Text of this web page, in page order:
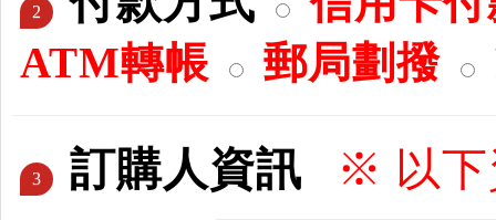
2
ATM轉帳
郵局劃撥
3 訂購人資訊 ※ 以下